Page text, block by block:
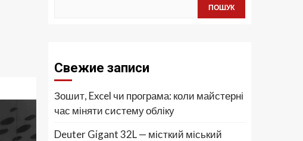
ПОШУК
Свежие записи
Зошит, Excel чи програма: коли майстерні
час міняти систему обліку
Deuter Gigant 32L — місткий міський